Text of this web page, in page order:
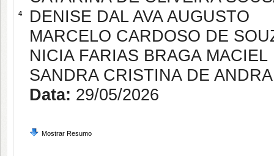
4
DENISE DAL AVA AUGUSTO
MARCELO CARDOSO DE
NICIA FARIAS BRAGA MACIEL
SANDRA CRISTINA DE
Data: 29/05/2026
Mostrar Resumo